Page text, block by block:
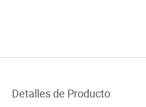
Detalles de Producto